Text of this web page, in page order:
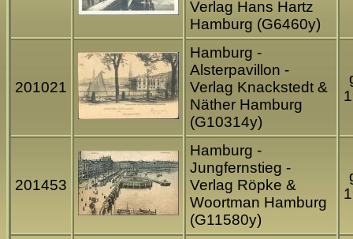
Verlag Hans Hartz
Hamburg (G6460y)
201021
Hamburg -
Alsterpavillon -
Verlag Knackstedt &
Näther Hamburg
(G10314y)
201453
Hamburg -
Jungfernstieg -
Verlag Röpke &
Woortman Hamburg
(G11580y)